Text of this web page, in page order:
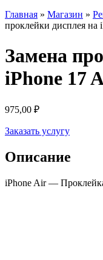
Главная » Магазин »
проклейки дисплея на
Замена
iPhone 17
975,00 ₽
Заказать услугу
Описание
iPhone Air —